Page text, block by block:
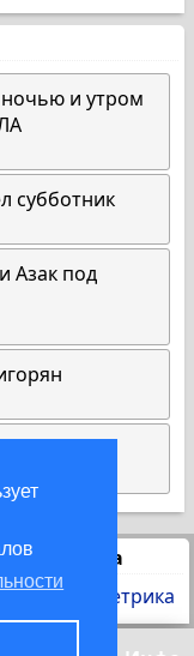
и утром
субботник
Азак под